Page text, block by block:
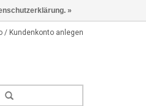
/ Kundenkonto anlegen
»